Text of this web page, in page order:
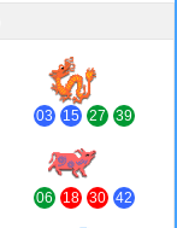
[冲狗]
03 15 27 39
[冲羊]
06 18 30 42